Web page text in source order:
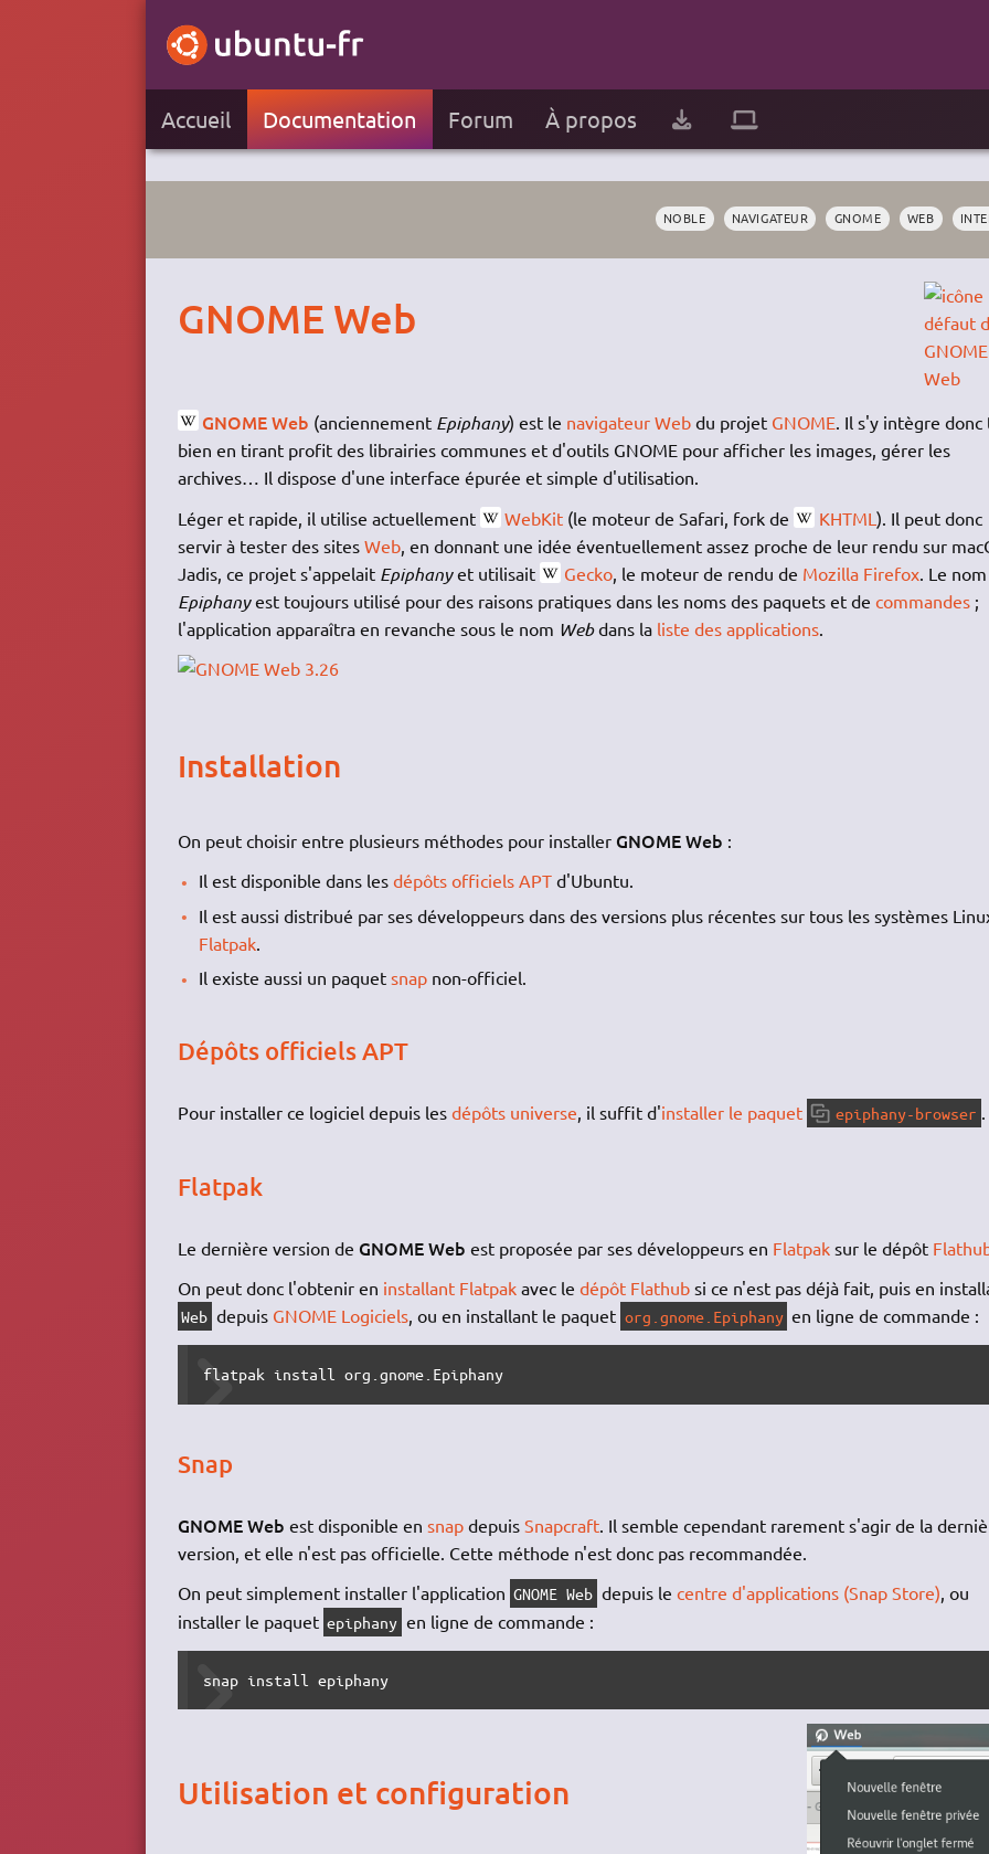
Accueil Documentation Forum À propos
NOBLE NAVIGATEUR GNOME WEB
GNOME Web
GNOME Web (anciennement Epiphany) est le navigateur Web du projet GNOME. Il s'y intègre donc
bien en tirant profit des librairies communes et d'outils GNOME pour afficher les images, gérer les
archives… Il dispose d'une interface épurée et simple d'utilisation.
Léger et rapide, il utilise actuellement
WebKit (le moteur de Safari, fork de KHTML). Il peut donc
servir à tester des sites Web, en donnant une idée éventuellement assez proche de leur rendu sur
Jadis, ce projet s'appelait Epiphanyet utilisait Gecko , le moteur de rendu de Mozilla Firefox . Le nom
Epiphanyest toujours utilisé pour des raisons pratiques dans les noms des paquets et de commandes;
l'application apparaîtra en revanche sous le nom Webdans la liste des applications.
Installation
On peut choisir entre plusieurs méthodes pour installer GNOME Web :
Il est disponible dans lesdépôts officiels APT d'Ubuntu.
Il est aussi distribué par ses développeurs dans des versions plus récentes sur tous les systèmes
Flatpak
Il existe aussi un paquet snap non-officiel.
Dépôts officiels APT
Pour installer ce logiciel depuis les dépôts universe, il suffit d'installer le paquet epiphany-browser .
Flatpak
Le dernière version de GNOME Web est proposée par ses développeurs en Flatpaksur le dépôt
On peut donc l'obtenir en installant Flatpakavec le dépôt Flathubsi ce n'est pas déjà fait, puis en
Web depuis GNOME Logiciels, ou en installant le paquet org.gnome.Epiphany en ligne de commande :
flatpak install org.gnome.Epiphany
Snap
GNOME Web est disponible en snapdepuis Snapcraft. Il semble cependant rarement s'agir de la
version, et elle n'est pas officielle. Cette méthode n'est donc pas recommandée.
On peut simplement installer l'application GNOME Web depuis le centre d'applications (Snap Store), ou
installer le paquet epiphany en ligne de commande :
snap install epiphany
Utilisation et configuration